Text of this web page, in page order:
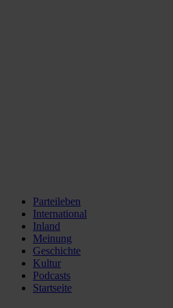
Parteileben
International
Inland
Meinung
Geschichte
Kultur
Podcasts
Startseite